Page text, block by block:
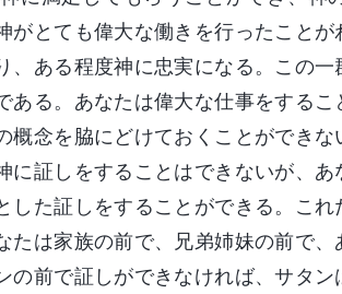
がとても偉大な働きを行ったこと
、ある程度神に忠実になる。この
ある。あなたは偉大な仕事をする
概念を脇にどけておくことができ
に証しをすることはできないが、
した証しをすることができる。こ
たは家族の前で、兄弟姉妹の前で
の前で証しができなければ、サタ